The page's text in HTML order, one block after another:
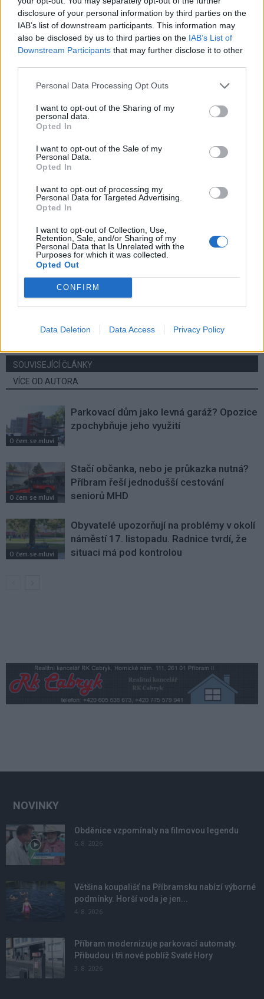
disclosure of your personal information by third parties on the
IAB’s list of downstream participants. This information may
also be disclosed by us to third parties on the IAB’s List of
Downstream Participants that may further disclose it to other
Personal Data Processing Opt Outs
I want to opt-out of the Sharing of my
personal data.
Opted In
I want to opt-out of the Sale of my
Personal Data.
Opted In
I want to opt-out of processing my
Personal Data for Targeted Advertising.
Opted In
I want to opt-out of Collection, Use,
Retention, Sale, and/or Sharing of my
Personal Data that Is Unrelated with the
Purposes for which it was collected.
Opted Out
CONFIRM
Data Deletion Data Access Privacy Policy
Mgr. Václav Švenda, v. r.
Jana Valterová, v. r.
Komentáře
Česká pirátská strana Šance pro Příbram
TOP 09
zastupitelé
Bazén se v Sedlčanech v tomto
pod vlivem alkoholu nebo drog
SOUVISEJÍCÍ ČLÁNKY
VÍCE OD AUTORA
O čem se mluví
Parkovací dům jako levná garáž? Opozice
zpochybňuje jeho využití
O čem se mluví
Stačí občanka, nebo je průkazka nutná?
Příbram řeší jednodušší cestování
seniorů MHD
O čem se mluví
Obyvatelé upozorňují na problémy v okolí
náměstí 17. listopadu. Radnice tvrdí, že
situaci má pod kontrolou
NOVINKY
Obděnice vzpomínaly na filmovou legendu
6. 8. 2026
Většina koupališť na Příbramsku nabízí výborné
podmínky. Horší voda je jen...
4. 8. 2026
Příbram modernizuje parkovací automaty.
Přibudou i tři nové poblíž Svaté Hory
3. 8. 2026